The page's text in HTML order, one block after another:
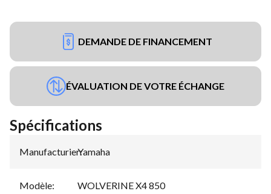
DEMANDE DE FINANCEMENT
ÉVALUATION DE VOTRE ÉCHANGE
Spécifications
Manufacturier:
Yamaha
Modèle: WOLVERINE X4 850